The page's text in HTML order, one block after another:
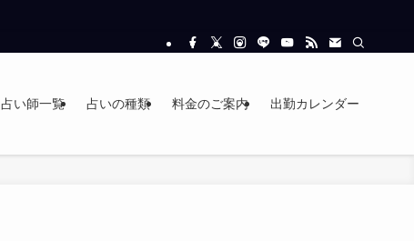
占い師一覧 占いの種類 料金のご案内 出勤カレンダー